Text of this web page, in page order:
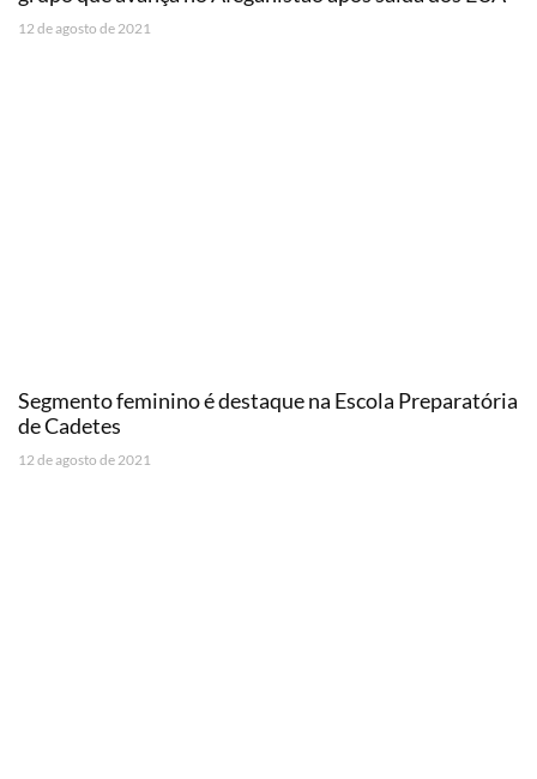
12 de agosto de 2021
Segmento feminino é destaque na Escola Preparatória
de Cadetes
12 de agosto de 2021